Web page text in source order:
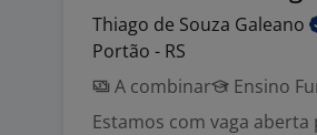
Thiago de Souza Galeano
Portão - RS
A combinar
Ensino
Estamos com vaga aberta